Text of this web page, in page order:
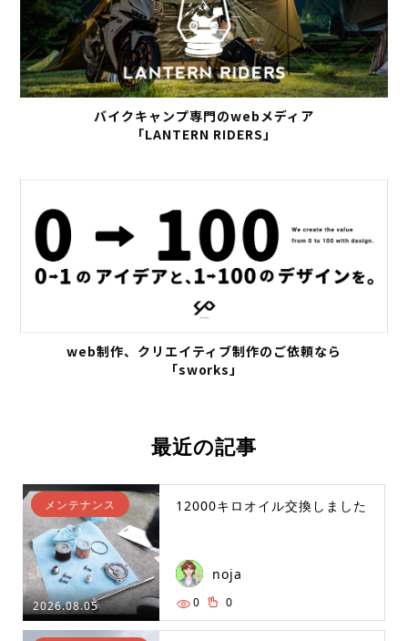
バイクキャンプ専門のwebメディア
「LANTERN RIDERS」
web制作、クリエイティブ制作のご依頼なら
「sworks」
最近の記事
2026.08.05
メンテナンス 12000キロオイル交換しました
noja
0 0